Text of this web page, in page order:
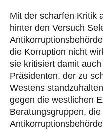
Mit der scharfen Kritik
hinter den Versuch
die Korruption nicht
sie kritisiert damit
Präsidenten, der zu
Westens
gegen die westlichen
Beratungsgruppen,